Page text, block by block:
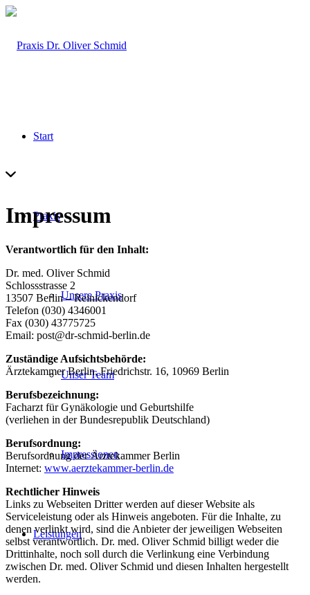
Start
Praxis
Unsere Praxis
Unser Team
Impressionen
Leistungen
Impressum
Verantwortlich für den Inhalt:
Dr. med. Oliver Schmid
Schlossstrasse 2
13507 Berlin – Reinickendorf
Telefon (030) 4346001
Fax (030) 43775725
Email: post@dr-schmid-berlin.de
Zuständige Aufsichtsbehörde:
Ärztekammer Berlin, Friedrichstr. 16, 10969 Berlin
Berufsbezeichnung:
Facharzt für Gynäkologie und Geburtshilfe
(verliehen in der Bundesrepublik Deutschland)
Berufsordnung:
Berufsordnung der Ärztekammer Berlin
Internet: www.aerztekammer-berlin.de
Rechtlicher Hinweis
Links zu Webseiten Dritter werden auf dieser Website als
Serviceleistung oder als Hinweis angeboten. Für die Inhalte, zu
denen verlinkt wird, sind die Anbieter der jeweiligen Webseiten
selbst verantwortlich. Dr. med. Oliver Schmid billigt weder die
Drittinhalte, noch soll durch die Verlinkung eine Verbindung
zwischen Dr. med. Oliver Schmid und diesen Inhalten hergestellt
werden.